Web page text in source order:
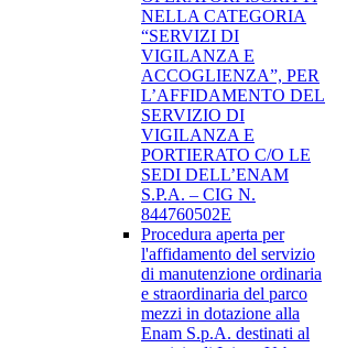
NELLA CATEGORIA
“SERVIZI DI
VIGILANZA E
ACCOGLIENZA”, PER
L’AFFIDAMENTO DEL
SERVIZIO DI
VIGILANZA E
PORTIERATO C/O LE
SEDI DELL’ENAM
S.P.A. – CIG N.
844760502E
Procedura aperta per
l'affidamento del servizio
di manutenzione ordinaria
e straordinaria del parco
mezzi in dotazione alla
Enam S.p.A. destinati al